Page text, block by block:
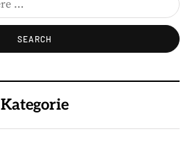
Kategorie